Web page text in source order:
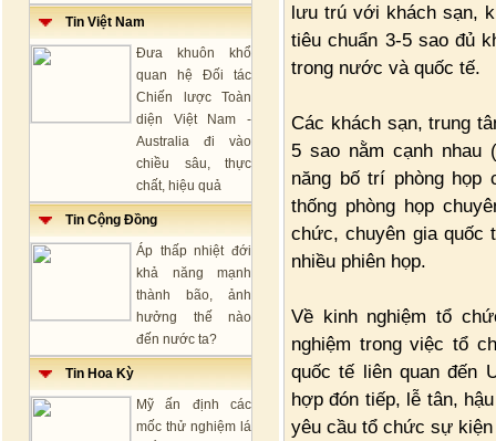
Tin Việt Nam
Đưa khuôn khổ
quan hệ Đối tác
Chiến lược Toàn
diện Việt Nam -
Australia đi vào
chiều sâu, thực
chất, hiệu quả
Tin Cộng Đồng
Áp thấp nhiệt đới
khả năng mạnh
thành bão, ảnh
hưởng thế nào
đến nước ta?
Tin Hoa Kỳ
Mỹ ấn định các
mốc thử nghiệm lá
lưu trú với khách sạn,
tiêu chuẩn 3-5 sao đủ
trong nước và quốc tế.
Các khách sạn, trung
5 sao nằm cạnh nhau
năng bố trí phòng họp
thống phòng họp
chức, chuyên gia quốc
nhiều phiên họp.
Về kinh nghiệm tổ
nghiệm trong việc tổ
quốc tế liên quan đến
hợp đón tiếp, lễ tân,
yêu cầu tổ chức sự kiện